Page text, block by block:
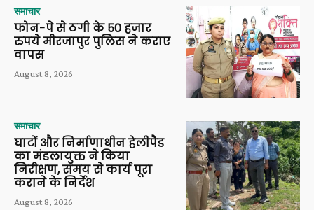
समाचार
फोन-पे से ठगी के 50 हजार
रुपये मीरजापुर पुलिस ने कराए
वापस
August 8, 2026
समाचार
घाटों और निर्माणाधीन हेलीपैड
का मंडलायुक्त ने किया
निरीक्षण, समय से कार्य पूरा
कराने के निर्देश
August 8, 2026